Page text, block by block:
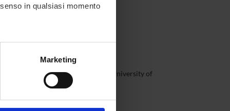
in qualsiasi momento
metro,Marketing
Queen Mary University of
London